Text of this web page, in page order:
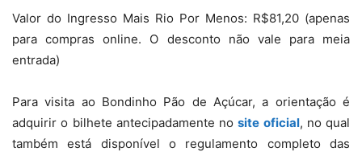
Valor do Ingresso Mais Rio Por Menos: R$81,20 (apenas
para compras online. O desconto não vale para meia
entrada)
Para visita ao Bondinho Pão de Açúcar, a orientação é
adquirir o bilhete antecipadamente nosite oficial, no qual
também está disponível o regulamento completo das